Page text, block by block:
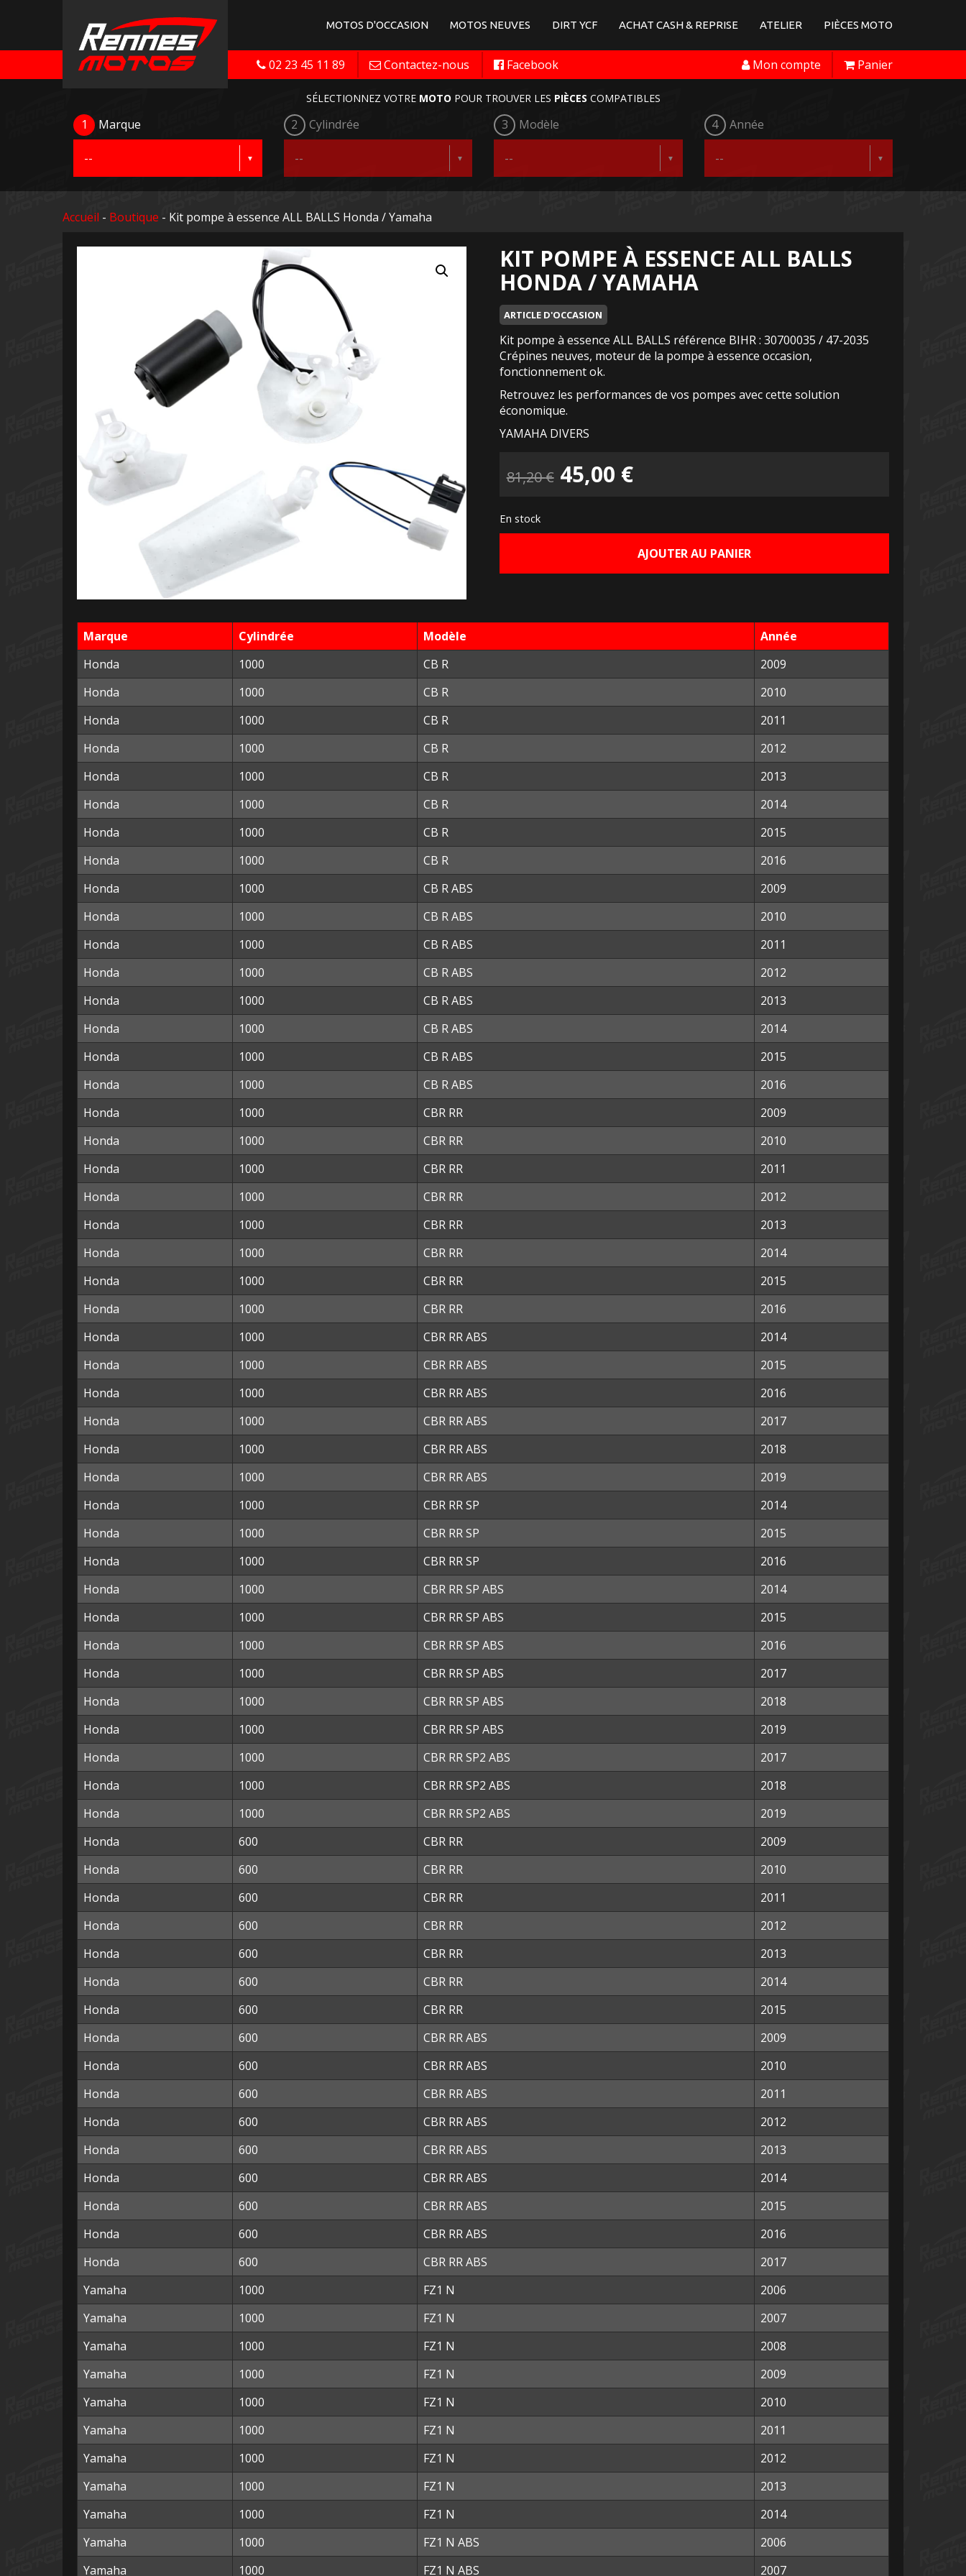
MOTOS D'OCCASION MOTOS NEUVES DIRT YCF ACHAT CASH & REPRISE ATELIER PIÈCES MOTO
02 23 45 11 89 Contactez-nous Facebook Panier
Mon compte
SÉLECTIONNEZ VOTRE MOTO POUR TROUVER LES PIÈCES COMPATIBLES
1 Marque 2 Cylindrée 3 Modèle 4 Année
Accueil - Boutique - Kit pompe à essence ALL BALLS Honda / Yamaha
KIT POMPE À ESSENCE ALL BALLS
HONDA / YAMAHA
ARTICLE D'OCCASION
Kit pompe à essence ALL BALLS référence BIHR : 30700035 / 47-2035
Crépines neuves, moteur de la pompe à essence occasion,
fonctionnement ok.
Retrouvez les performances de vos pompes avec cette solution
économique.
YAMAHA DIVERS
81,20€ Le
initial
45,00 €Le
actuel
est :
En stock
AJOUTER AU PANIER
Marque Cylindrée Modèle
Année
Honda
1000 CB R
2009
Honda
1000 CB R
2010
Honda
1000 CB R
2011
Honda
1000 CB R
2012
Honda
1000 CB R
2013
Honda
1000 CB R
2014
Honda
1000 CB R
2015
Honda
1000 CB R
2016
Honda
1000 CB R ABS
2009
Honda
1000 CB R ABS
2010
Honda
1000 CB R ABS
2011
Honda
1000 CB R ABS
2012
Honda
1000 CB R ABS
2013
Honda
1000 CB R ABS
2014
Honda
1000 CB R ABS
2015
Honda
1000 CB R ABS
2016
Honda
1000 CBR RR
2009
Honda
1000 CBR RR
2010
Honda
1000 CBR RR
2011
Honda
1000 CBR RR
2012
Honda
1000 CBR RR
2013
Honda
1000 CBR RR
2014
Honda
1000 CBR RR
2015
Honda
1000 CBR RR
2016
Honda
1000 CBR RR ABS
2014
Honda
1000 CBR RR ABS
2015
Honda
1000 CBR RR ABS
2016
Honda
1000 CBR RR ABS
2017
Honda
1000 CBR RR ABS
2018
Honda
1000 CBR RR ABS
2019
Honda
1000 CBR RR SP
2014
Honda
1000 CBR RR SP
2015
Honda
1000 CBR RR SP
2016
Honda
1000 CBR RR SP ABS
2014
Honda
1000 CBR RR SP ABS
2015
Honda
1000 CBR RR SP ABS
2016
Honda
1000 CBR RR SP ABS
2017
Honda
1000 CBR RR SP ABS
2018
Honda
1000 CBR RR SP ABS
2019
Honda
1000 CBR RR SP2 ABS
2017
Honda
1000 CBR RR SP2 ABS
2018
Honda
1000 CBR RR SP2 ABS
2019
Honda
600 CBR RR
2009
Honda
600 CBR RR
2010
Honda
600 CBR RR
2011
Honda
600 CBR RR
2012
Honda
600 CBR RR
2013
Honda
600 CBR RR
2014
Honda
600 CBR RR
2015
Honda
600 CBR RR ABS
2009
Honda
600 CBR RR ABS
2010
Honda
600 CBR RR ABS
2011
Honda
600 CBR RR ABS
2012
Honda
600 CBR RR ABS
2013
Honda
600 CBR RR ABS
2014
Honda
600 CBR RR ABS
2015
Honda
600 CBR RR ABS
2016
Honda
600 CBR RR ABS
2017
Yamaha
1000 FZ1 N
2006
Yamaha
1000 FZ1 N
2007
Yamaha
1000 FZ1 N
2008
Yamaha
1000 FZ1 N
2009
Yamaha
1000 FZ1 N
2010
Yamaha
1000 FZ1 N
2011
Yamaha
1000 FZ1 N
2012
Yamaha
1000 FZ1 N
2013
Yamaha
1000 FZ1 N
2014
Yamaha
1000 FZ1 N ABS
2006
Yamaha
1000 FZ1 N ABS 2007